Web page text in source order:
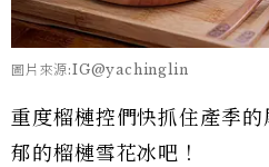
圖片來源:IG@yachinglin
重度榴槤控們快抓住產季
郁的榴槤雪花冰吧！